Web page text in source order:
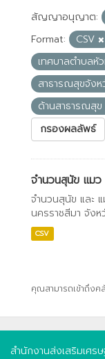
สัญญาอนุญาต:
Format:
CSV
เทศบาลตำบลหัว
สาธารณสุขจังห
ด้านสาธารณสุข
กรองผลลัพธ์
จำนวนสุนัข แม
จำนวนสุนัข และ แ
นครราชสีมา จัง
CSV
คุณสามารถเข้าถึงค
สำนักงานส่งเสริมเศ